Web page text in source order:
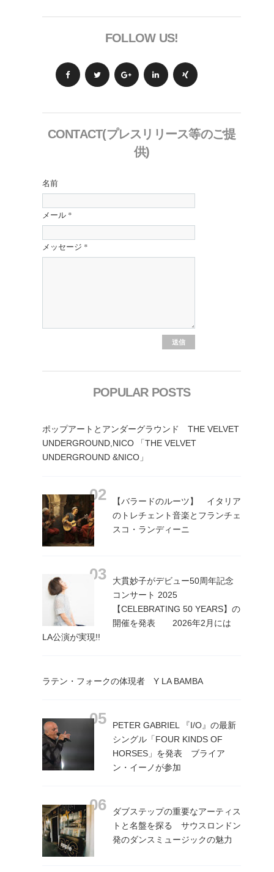
FOLLOW US!
CONTACT(プレスリリース等のご提
供)
名前
メール *
メッセージ *
POPULAR POSTS
ポップアートとアンダーグラウンド THE VELVET
UNDERGROUND,NICO 「THE VELVET
UNDERGROUND &NICO」
【バラードのルーツ】 イタリア
のトレチェント音楽とフランチェ
スコ・ランディーニ
大貫妙子がデビュー50周年記念
コンサート 2025
【CELEBRATING 50 YEARS】の
開催を発表 2026年2月には
LA公演が実現!!
ラテン・フォークの体現者 Y LA BAMBA
PETER GABRIEL 『I/O』の最新
シングル「FOUR KINDS OF
HORSES」を発表 ブライア
ン・イーノが参加
ダブステップの重要なアーティス
トと名盤を探る サウスロンドン
発のダンスミュージックの魅力